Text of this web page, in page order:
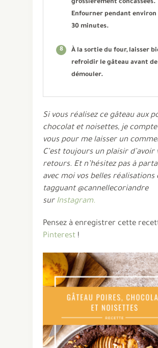
grossièrement concassées.
Enfourner pendant environ
30 minutes.
8
À la sortie du four, laisser
refroidir le gâteau avant
démouler.
Si vous réalisez ce gâteau aux
chocolat et noisettes, je
vous pour me laisser un
C’est toujours un plaisir d’avoir
retours. Et n’hésitez pas à
avec moi vos belles réalisations
tagguant @cannellecoriandre
sur Instagram.
Pensez à enregistrer cette
Pinterest !